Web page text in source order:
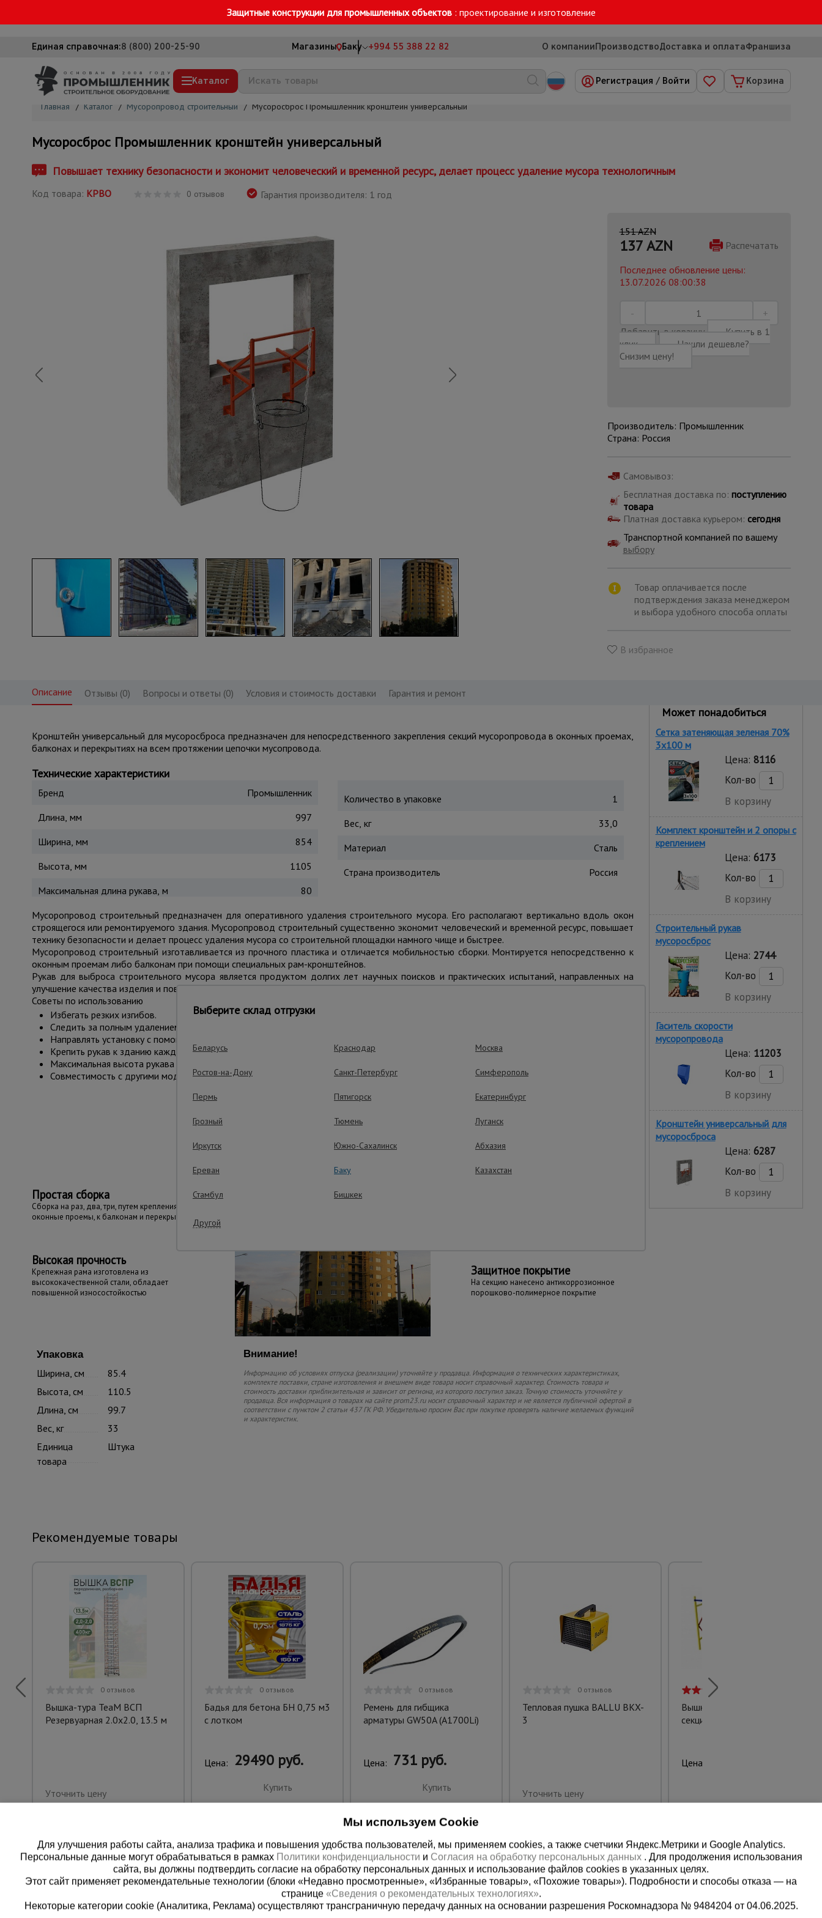
Защитные конструкции для промышленных объектов : проектирование и изготовление
Единая справочная:8 (800) 200-25-90 Магазины Баку +994 55 388 22 82 О компанииПроизводствоДоставка и оплатаФраншиза
Каталог
Вышки-туры
Подмости строительные
Сетка, тенты, брезенты
Мусоропровод строительный
Фанера ламинированная
Вибротехника для строительства
Оборудование для работы с арматурой
Оборудование для бетонных работ
Техника для склада
Тачки строительные и садовые
Лестницы и стремянки
Штукатурные комплекты
Сварочные аппараты
Тепловые пушки
Металл и металлообработка
всех
Регистрация / Войти Корзина
Главная / Каталог / Мусоропровод строительный / Мусоросброс Промышленник кронштейн универсальный
Мусоросброс Промышленник кронштейн универсальный
Повышает технику безопасности и экономит человеческий и временной ресурс, делает процесс удаление мусора технологичным
Код товара: КРВО 0 отзывов Гарантия производителя: 1 год
151 AZN
137AZN
Распечатать
Последнее обновление цены:
13.07.2026 08:00:38
Добавить в корзину
Купить в 1
клик
Нашли дешевле?
Снизим цену!
Производитель: Промышленник
Страна: Россия
Самовывоз:
Бесплатная доставка по: поступлению
товара
Платная доставка курьером: сегодня
Транспортной компанией по вашему
выбору
Товар оплачивается после
подтверждения заказа менеджером
и выбора удобного способа оплаты
В избранное
Описание Отзывы (0) Вопросы и ответы (0) Условия и стоимость доставки Гарантия и ремонт
Кронштейн универсальный для мусоросброса предназначен для непосредственного закрепления секций мусоропровода в оконных проемах,
балконах и перекрытиях на всем протяжении цепочки мусопровода.
Технические характеристики
Бренд
Промышленник
Длина, мм
997
Ширина, мм
854
Высота, мм
1105
Максимальная длина рукава, м
80
Количество в упаковке
1
Вес, кг
33,0
Материал
Сталь
Страна производитель
Россия
Мусоропровод строительный предназначен для оперативного удаления строительного мусора. Его располагают вертикально вдоль окон
строящегося или ремонтируемого здания. Мусоропровод строительный существенно экономит человеческий и временной ресурс, повышает
технику безопасности и делает процесс удаления мусора со строительной площадки намного чище и быстрее.
Мусоропровод строительный изготавливается из прочного пластика и отличается мобильностью сборки. Монтируется непосредственно к
оконным проемам либо балконам при помощи специальных рам-кронштейнов.
Рукав для выброса строительного мусора является продуктом долгих лет научных поисков и практических испытаний, направленных на
улучшение качества изделия и повышения безопасности при его эксплуатации.
Советы по использованию
Избегать резких изгибов.
Следить за полным удалением мусора (особенно на выходе).
Направлять установку с помощью внутренней веревки, закрепленной в начале и на выходе.
Крепить рукав к зданию каждые 10 м.
Максимальная высота рукава - 80 м.
Совместимость с другими моделями рукавов.
Важные преимущества – эффективная работа
Простая сборка
Сборка на раз, два, три, путем крепления в
оконные проемы, к балконам и перекрытиям
Высокая прочность
Крепежная рама изготовлена из
высококачественной стали, обладает
повышенной износостойкостью
Защитное покрытие
На секцию нанесено антикоррозионное
порошково-полимерное покрытие
Упаковка
Ширина, см
85.4
Высота, см
110.5
Длина, см
99.7
Вес, кг
33
Единица
товара
Штука
Внимание!
Информацию об условиях отпуска (реализации) уточняйте у продавца. Информация о технических характеристиках,
комплекте поставки, стране изготовления и внешнем виде товара носит справочный характер. Стоимость товара и
стоимость доставки приблизительная и зависит от региона, из которого поступил заказ. Точную стоимость уточняйте у
продавца. Вся информация о товарах на сайте prom23.ru носит справочный характер и не является публичной офертой в
соответствии с пунктом 2 статьи 437 ГК РФ. Убедительно просим Вас при покупке проверять наличие желаемых функций
и характеристик.
Может понадобиться
Сетка затеняющая зеленая 70%
3х100 м
Цена: 8116
Кол-во
В корзину
Комплект кронштейн и 2 опоры с
креплением
Цена: 6173
Кол-во
В корзину
Строительный рукав
мусоросброс
Цена: 2744
Кол-во
В корзину
Гаситель скорости
мусоропровода
Цена: 11203
Кол-во
В корзину
Кронштейн универсальный для
мусоросброса
Цена: 6287
Кол-во
В корзину
Рекомендуемые товары
0 отзывов
Вышка-тура TeaM ВСП
Резервуарная 2.0х2.0, 13.5 м
Уточнить цену
0 отзывов
Бадья для бетона БН 0,75 м3
с лотком
Цена: 29490 руб.
Купить
0 отзывов
Ремень для гибщика
арматуры GW50A (A1700Li)
Цена: 731 руб.
Купить
0 отзывов
Тепловая пушка BALLU BKX-
3
Уточнить цену
Вышка-тура ВСП 1,6Х2,0
секция
Цена:
Выберите склад отгрузки
Беларусь Краснодар Москва
Ростов-на-Дону Санкт-Петербург Симферополь
Пермь Пятигорск Екатеринбург
Грозный Тюмень Луганск
Иркутск Южно-Сахалинск Абхазия
Ереван Баку Казахстан
Стамбул Бишкек
Другой
Мы используем Cookie
Для улучшения работы сайта, анализа трафика и повышения удобства пользователей, мы применяем cookies, а также счетчики Яндекс.Метрики и Google Analytics.
Персональные данные могут обрабатываться в рамках Политики конфиденциальности и Согласия на обработку персональных данных . Для продолжения использования
сайта, вы должны подтвердить согласие на обработку персональных данных и использование файлов cookies в указанных целях.
Этот сайт применяет рекомендательные технологии (блоки «Недавно просмотренные», «Избранные товары», «Похожие товары»). Подробности и способы отказа — на
странице «Сведения о рекомендательных технологиях».
Некоторые категории cookie (Аналитика, Реклама) осуществляют трансграничную передачу данных на основании разрешения Роскомнадзора № 9484204 от 04.06.2025.